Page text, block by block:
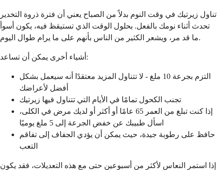
تناول زيرتيك في وقت النوم بدلاً من الصباح يعني أن فترة ذروة التخدير
تحدث أثناء نومك بالفعل. بحلول الوقت الذي تستيقظ فيه، يكون أسوأ
ما قد مر، ويشعر الكثير من الناس بأنهم على ما يرام طوال اليوم.
أشياء أخرى يمكن أن تساعد:
التزم بجرعة 10 ملغ - لا تتناول المزيد معتقدًا أنه سيعمل بشكل
أفضل لأعراضك
تجنب الكحول تمامًا في الأيام التي تتناول فيها زيرتيك
إذا كنت تبلغ من العمر 65 عامًا أو أكثر أو لديك مرض في الكلى،
اسأل طبيبك عن خفض الجرعة إلى 5 ملغ يوميًا
حافظ على رطوبة جيدة، حيث يمكن أن يؤدي الجفاف إلى تفاقم
التعب
إذا استمر النعاس لأكثر من أسبوعين حتى مع هذه التعديلات، فقد يكون